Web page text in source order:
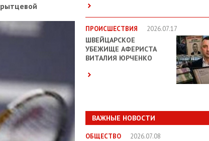
ПРОИСШЕСТВИЯ 2026.07.17
ШВЕЙЦАРСКОЕ
УБЕЖИЩЕ АФЕРИСТА
ВИТАЛИЯ ЮРЧЕНКО
ВАЖНЫЕ НОВОСТИ
ОБЩЕСТВО 2026.07.08